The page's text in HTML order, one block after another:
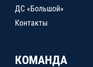
ДС «Большой»
Контакты
КОМАНДА